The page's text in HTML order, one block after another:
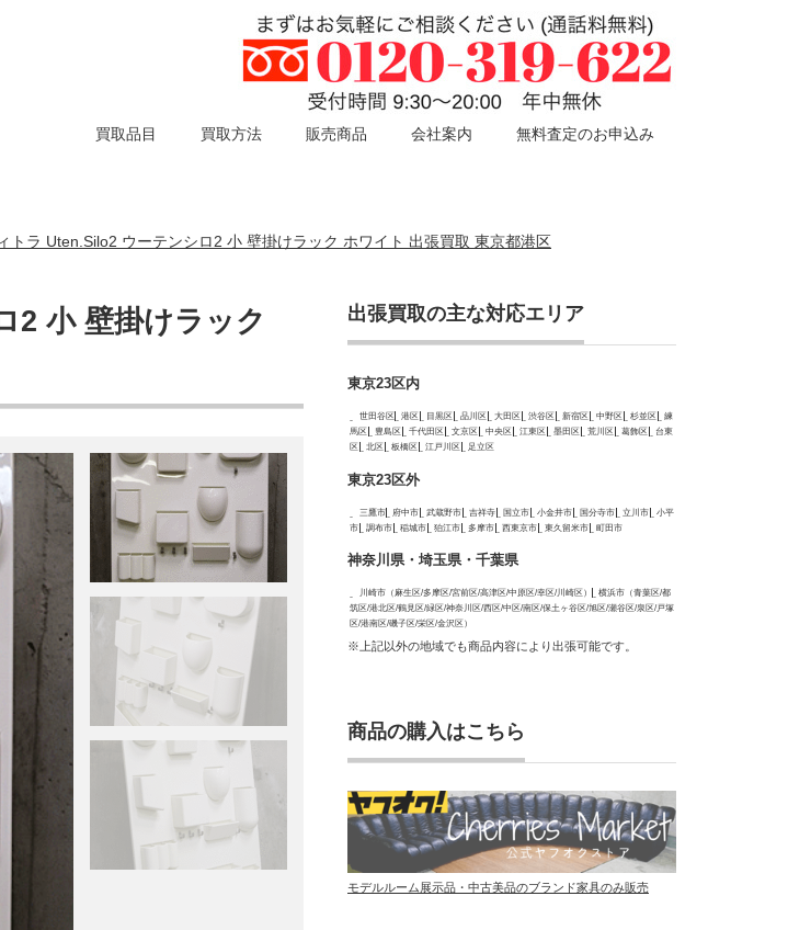
買取品目 買取方法 販売商品 会社案内 無料査定のお申込み
トラ Uten.Silo2 ウーテンシロ2 小 壁掛けラック ホワイト 出張買取 東京都港区
2 小 壁掛けラック
出張買取の主な対応エリア
東京23区内
世田谷区 港区 目黒区 品川区 大田区 渋谷区 新宿区 中野区 杉並区
練
馬区
豊島区 千代田区 文京区 中央区 江東区 墨田区 荒川区 葛飾区
台東
区
北区 板橋区 江戸川区 足立区
東京23区外
三鷹市 府中市 武蔵野市 吉祥寺 国立市 小金井市 国分寺市 立川市
小平
市
調布市 稲城市 狛江市 多摩市 西東京市 東久留米市 町田市
神奈川県・埼玉県・千葉県
川崎市（麻生区/多摩区/宮前区/高津区/中原区/幸区/川崎区）
横浜市（青葉区/都
筑区/港北区/鶴見区/緑区/神奈川区/西区/中区/南区/保土ヶ谷区/旭区/瀬谷区/泉区/戸塚
区/港南区/磯子区/栄区/金沢区）
※上記以外の地域でも商品内容により出張可能です。
商品の購入はこちら
モデルルーム展示品・中古美品のブランド家具のみ販売